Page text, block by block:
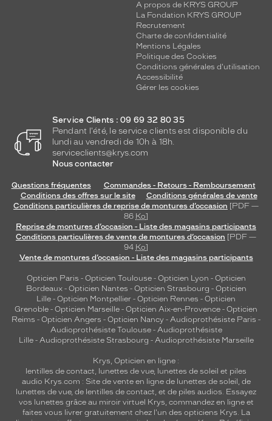
A propos de KRYS GROUP
La Fondation KRYS GROUP
Recrutement
Charte de confidentialité
Mentions Légales
Politique des Cookies
Conditions générales d'utilisation
Accessibilité
Gérer les cookies
Service Clients : 09 69 32 80 35
Pendant l'été, le service clients est disponible du
lundi au vendredi de 10h à 18h.
serviceclients@krys.com
Nous contacter
Questions fréquentes
Commandes - Retours - Remboursement
Conditions des offres sur le site
Conditions générales de vente
Conditions particulières de reprise de montures d’occasion [PDF —
86 Ko]
Reprise de montures d’occasion - Liste des magasins participants
Conditions particulières de vente de montures d’occasion [PDF —
94 Ko]
Vente de montures d’occasion - Liste des magasins participants
Opticien Paris - Opticien Toulouse- Opticien Lyon - Opticien
Bordeaux- Opticien Nantes - Opticien Strasbourg - Opticien
Lille - Opticien Montpellier - Opticien Rennes - Opticien
Grenoble - Opticien Marseille - Opticien Aix-en-Provence - Opticien
Reims - Opticien Angers - Opticien Nancy - Audioprothésiste Paris -
Audioprothésiste Toulouse- Audioprothésiste
Lille- Audioprothésiste Strasbourg - Audioprothésiste Marseille
Krys, Opticien en ligne :
lentilles de contact, lunettes de vue, lunettes de soleil et piles
audio Krys.com : Site de vente en ligne de lunettes de soleil, de
lunettes de vue, de lentilles de contact, et de piles audios. Essayez
vos lunettes grâce au miroir virtuel Krys, commandez en ligne et
faites vous livrer gratuitement chez l'un des opticiens Krys. La